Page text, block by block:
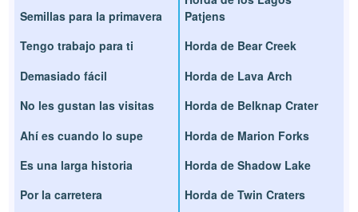
Semillas para la primavera
Tengo trabajo para ti
Demasiado fácil
No les gustan las visitas
Ahí es cuando lo supe
Es una larga historia
Por la carretera
Patjens
Horda de Bear Creek
Horda de Lava Arch
Horda de Belknap Crater
Horda de Marion Forks
Horda de Shadow Lake
Horda de Twin Craters